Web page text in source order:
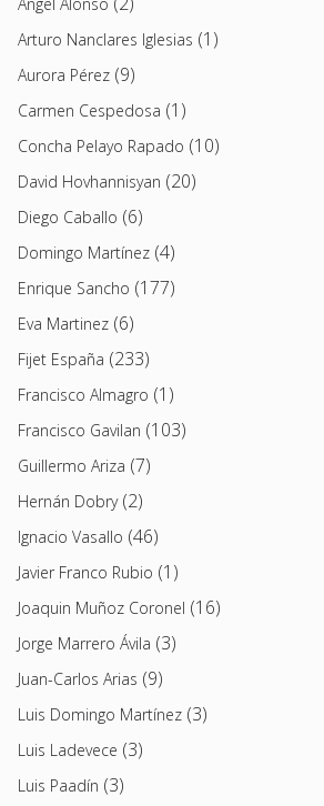
Arturo Nanclares Iglesias (1)
Aurora Pérez (9)
Carmen Cespedosa (1)
Concha Pelayo Rapado (10)
David Hovhannisyan (20)
Diego Caballo (6)
Domingo Martínez (4)
Enrique Sancho (177)
Eva Martinez (6)
Fijet España (233)
Francisco Almagro (1)
Francisco Gavilan (103)
Guillermo Ariza (7)
Hernán Dobry(2)
Ignacio Vasallo (46)
Javier Franco Rubio (1)
Joaquin Muñoz Coronel (16)
Jorge Marrero Ávila (3)
Juan-Carlos Arias (9)
Luis Domingo Martínez (3)
Luis Ladevece (3)
Luis Paadín (3)